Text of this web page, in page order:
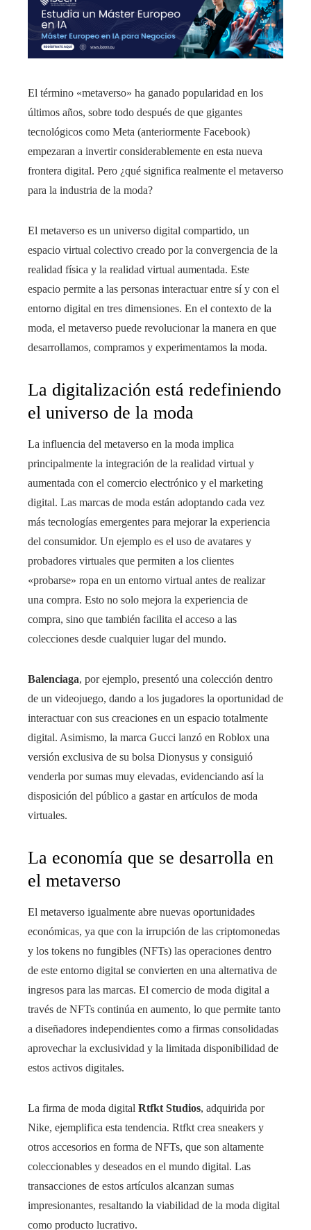
El término «metaverso» ha ganado popularidad en los
últimos años, sobre todo después de que gigantes
tecnológicos como Meta (anteriormente Facebook)
empezaran a invertir considerablemente en esta nueva
frontera digital. Pero ¿qué significa realmente el metaverso
para la industria de la moda?
El metaverso es un universo digital compartido, un
espacio virtual colectivo creado por la convergencia de la
realidad física y la realidad virtual aumentada. Este
espacio permite a las personas interactuar entre sí y con el
entorno digital en tres dimensiones. En el contexto de la
moda, el metaverso puede revolucionar la manera en que
desarrollamos, compramos y experimentamos la moda.
La digitalización está redefiniendo
el universo de la moda
La influencia del metaverso en la moda implica
principalmente la integración de la realidad virtual y
aumentada con el comercio electrónico y el marketing
digital. Las marcas de moda están adoptando cada vez
más tecnologías emergentes para mejorar la experiencia
del consumidor. Un ejemplo es el uso de avatares y
probadores virtuales que permiten a los clientes
«probarse» ropa en un entorno virtual antes de realizar
una compra. Esto no solo mejora la experiencia de
compra, sino que también facilita el acceso a las
colecciones desde cualquier lugar del mundo.
Balenciaga, por ejemplo, presentó una colección dentro
de un videojuego, dando a los jugadores la oportunidad de
interactuar con sus creaciones en un espacio totalmente
digital. Asimismo, la marca Gucci lanzó en Roblox una
versión exclusiva de su bolsa Dionysus y consiguió
venderla por sumas muy elevadas, evidenciando así la
disposición del público a gastar en artículos de moda
virtuales.
La economía que se desarrolla en
el metaverso
El metaverso igualmente abre nuevas oportunidades
económicas, ya que con la irrupción de las criptomonedas
y los tokens no fungibles (NFTs) las operaciones dentro
de este entorno digital se convierten en una alternativa de
ingresos para las marcas. El comercio de moda digital a
través de NFTs continúa en aumento, lo que permite tanto
a diseñadores independientes como a firmas consolidadas
aprovechar la exclusividad y la limitada disponibilidad de
estos activos digitales.
La firma de moda digital Rtfkt Studios, adquirida por
Nike, ejemplifica esta tendencia. Rtfkt crea sneakers y
otros accesorios en forma de NFTs, que son altamente
coleccionables y deseados en el mundo digital. Las
transacciones de estos artículos alcanzan sumas
impresionantes, resaltando la viabilidad de la moda digital
como producto lucrativo.